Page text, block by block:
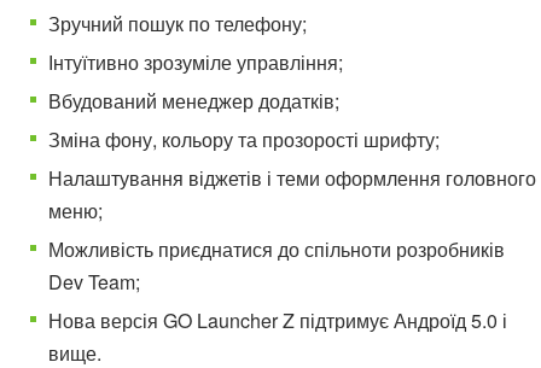
Зручний пошук по телефону;
Інтуїтивно зрозуміле управління;
Вбудований менеджер додатків;
Зміна фону, кольору та прозорості шрифту;
Налаштування віджетів і теми оформлення головного
меню;
Можливість приєднатися до спільноти розробників
Dev Team;
Нова версія GO Launcher Z підтримує Андроїд 5.0 і
вище.